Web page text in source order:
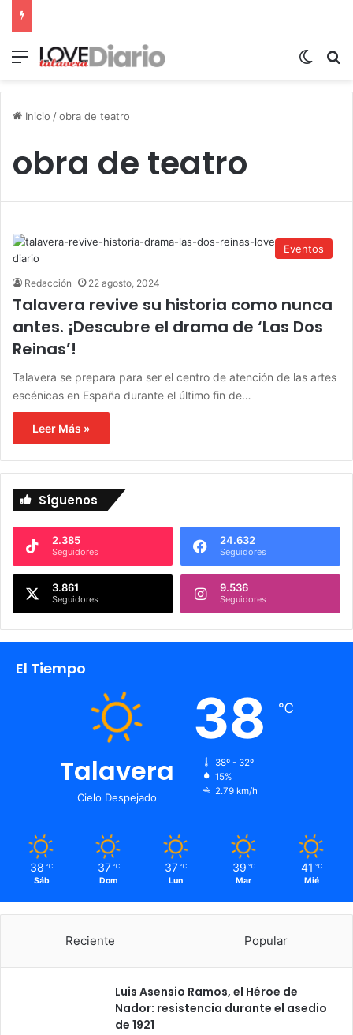
Menú
Inicio /obra de teatro
obra de teatro
Eventos
Redacción 22 agosto, 2024
Talavera revive su historia como nunca
antes. ¡Descubre el drama de ‘Las Dos
Reinas’!
Talavera se prepara para ser el centro de atención de las artes
escénicas en España durante el último fin de…
Leer Más »
Síguenos
2.385
Seguidores
24.632
Seguidores
3.861
Seguidores
9.536
Seguidores
El Tiempo
Talavera
Cielo Despejado
38 ℃
38º - 32º
15%
2.79 km/h
38 ℃
Sáb
37 ℃
Dom
37 ℃
Lun
39 ℃
Mar
41 ℃
Mié
Reciente Popular
Luis Asensio Ramos, el Héroe de
Nador: resistencia durante el asedio
de 1921